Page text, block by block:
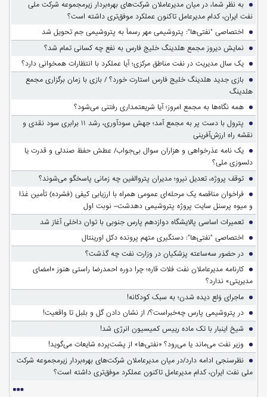
به نظر شما، در میان مدیرعاملان شرکت‌های بهره‌بردار زیرمجموعه شرکت ملی
نفت ایران، کدام مدیرعامل تاکنون عملکرد موفق‌تری داشته است؟
اختصاصی "نفتی‌ها": پتروشیمی مهر رسماً به پتروشیمی جم تحویل شد
نمایش دیروز مجمع هلدینگ خلیج فارس به نفع چه کسانی تمام شد؟
یک سال مدیریت در نفت مناطق مرکزی؛ آیا عملکرد با انتظارات همخوانی دارد؟
بازی جدید هلدینگ خلیج فارس استارت خورد؟ / بازی با زمان برگزاری مجمع
هلدینگ
همه نگاه‌ها به مجمع امروز؛ آیا شریعتمداری رفتنی می‌شود؟
پترول با دست پر به مجمع آمد؛ جهش سودآوری، رشد ۱۱ برابری سود نقدی و
نقشه راه ارزش‌آفرینی
یک نامه عذرخواهی و هزاران سوال بی‌جواب/ عطش حفظ صندلی و قدرت یا
دلسوزی ملی؟
توقف پروژه، تعدیل نیرو؛ مدیران پتروالفین چه زمانی پاسخگو می‌شوند؟
فراخوان مناقصه یک مرحله‌ای عمومی همراه با ارزیابی کیفی (فشرده) تأمین غذا
و میوه پرسنل سایت پروژه پتروشیمی دهدشت– نوبت اول
تعمیرات اساسی پالایشگاه دوازدهم پارس جنوبی با توان داخلی آغاز شد
اختصاصی "نفتی‌ها": دستگیری متهم پرونده دکل اورینتال
در حضور سه‌ساعته پزشکیان در وزارت نفت چه گذشت؟
کارنامه مدیرعاملان نفت فلات قاره؛ چرا دوره احمدرضا راستی هنوز «امضای
مدیریتی» ندارد؟
ماجرای وَلع دیده شدن؛ به سبک کودکانه!
در پتروشیمی پارس چه‌خبراست؟/ از نشان دادن گل و بلبل تا واقعیت!
شیخ اینبار با تک ماده رییس کمیسیون انرژی شد!
وزیر نفت می‌ماند یا می‌رود؟ «نفتی‌ها» از پشت‌پرده شایعات می‌گوید!
نظرسنجی ادامه دارد/در میان مدیرعاملان شرکت‌های بهره‌بردار زیرمجموعه شرکت
ملی نفت ایران، کدام مدیرعامل تاکنون عملکرد موفق‌تری داشته است؟